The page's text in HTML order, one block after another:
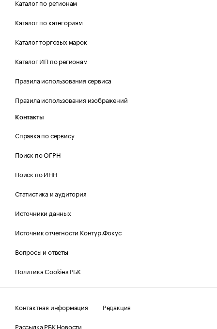
Каталог по регионам
Каталог по категориям
Каталог торговых марок
Каталог ИП по регионам
Правила использования сервиса
Правила использования изображений
Контакты
Справка по сервису
Поиск по ОГРН
Поиск по ИНН
Статистика и аудитория
Источники данных
Источник отчетности Контур.Фокус
Вопросы и ответы
Политика Cookies РБК
Контактная информация
Редакция
Рассылка РБК Новости